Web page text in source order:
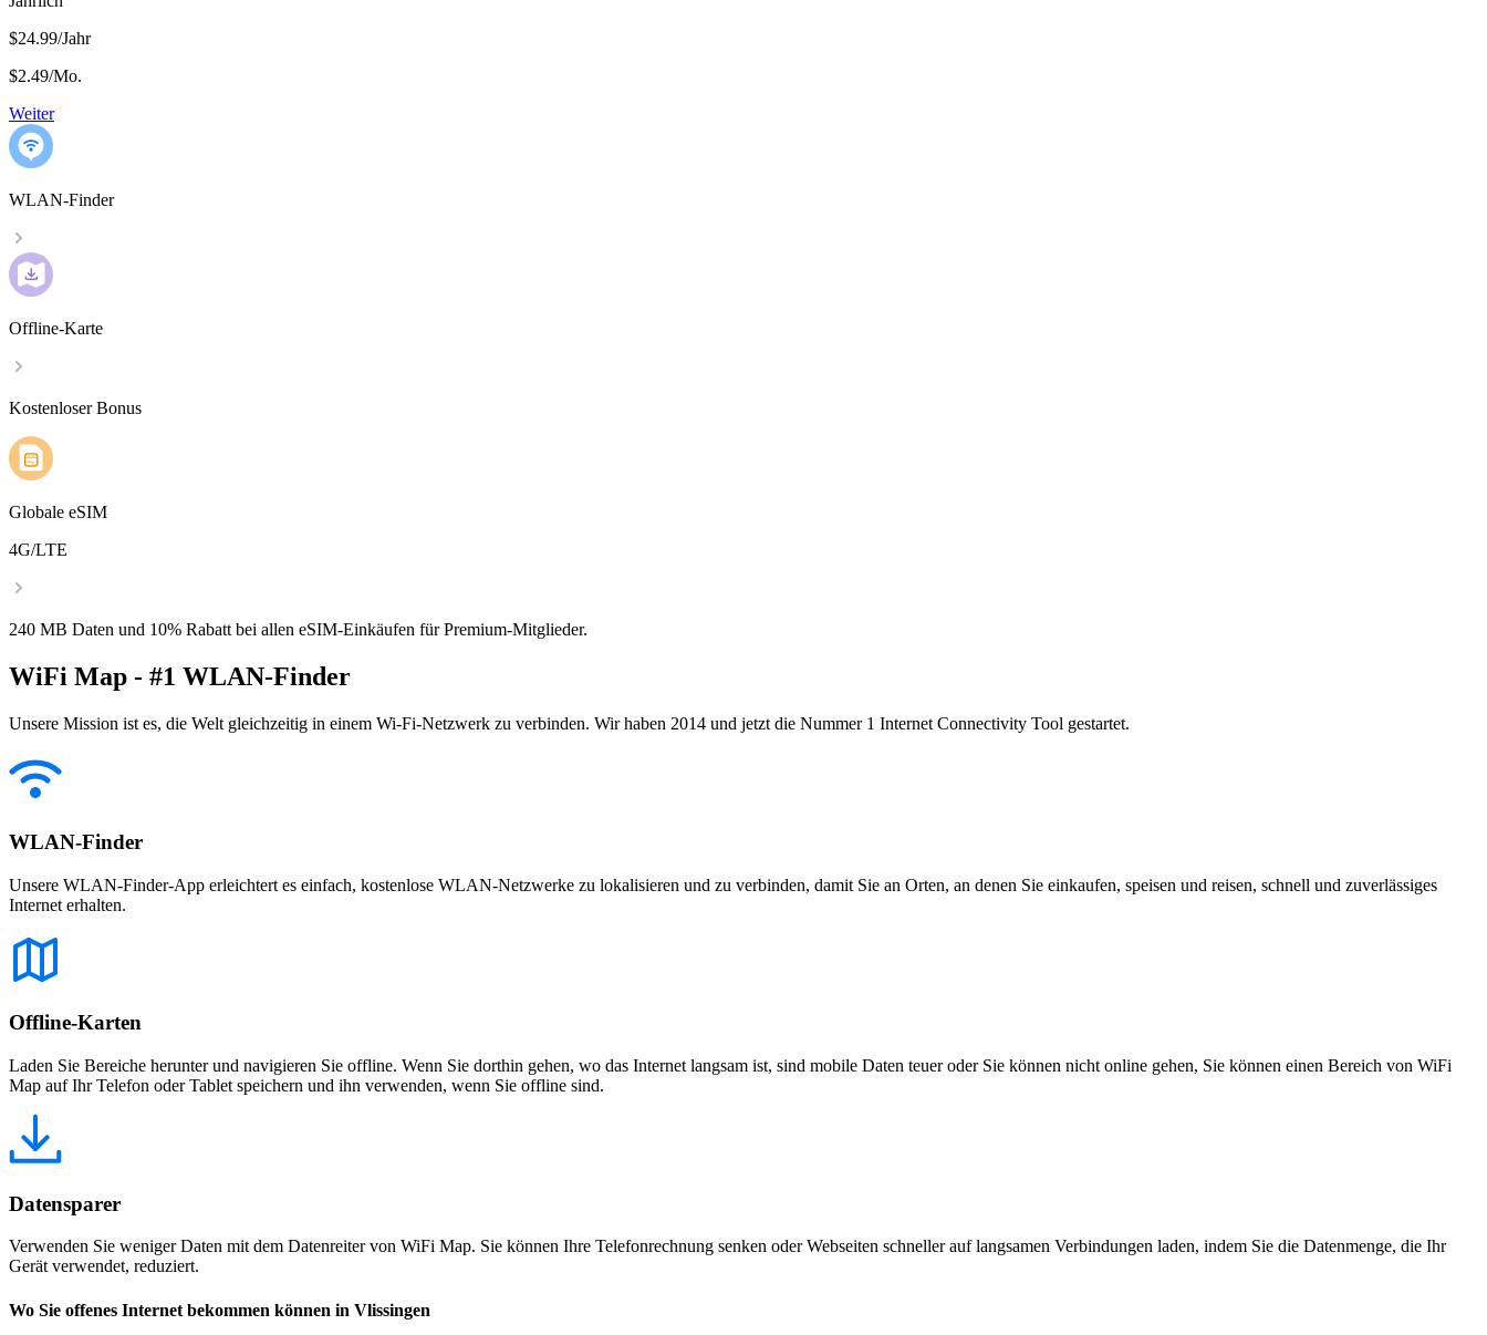
$24.99/Jahr
$2.49/Mo.
Weiter
WLAN-Finder
Offline-Karte
Kostenloser Bonus
Globale eSIM
4G/LTE
240 MB Daten und 10% Rabatt bei allen eSIM-Einkäufen für Premium-Mitglieder.
WiFi Map - #1 WLAN-Finder
Unsere Mission ist es, die Welt gleichzeitig in einem Wi-Fi-Netzwerk zu verbinden. Wir haben 2014 und jetzt die Nummer 1 Internet Connectivity Tool gestartet.
WLAN-Finder
Unsere WLAN-Finder-App erleichtert es einfach, kostenlose WLAN-Netzwerke zu lokalisieren und zu verbinden, damit Sie an Orten, an denen Sie einkaufen, speisen und reisen, schnell und zuverlässiges
Internet erhalten.
Offline-Karten
Laden Sie Bereiche herunter und navigieren Sie offline. Wenn Sie dorthin gehen, wo das Internet langsam ist, sind mobile Daten teuer oder Sie können nicht online gehen, Sie können einen Bereich von WiFi
Map auf Ihr Telefon oder Tablet speichern und ihn verwenden, wenn Sie offline sind.
Datensparer
Verwenden Sie weniger Daten mit dem Datenreiter von WiFi Map. Sie können Ihre Telefonrechnung senken oder Webseiten schneller auf langsamen Verbindungen laden, indem Sie die Datenmenge, die Ihr
Gerät verwendet, reduziert.
Wo Sie offenes Internet bekommen können in Vlissingen